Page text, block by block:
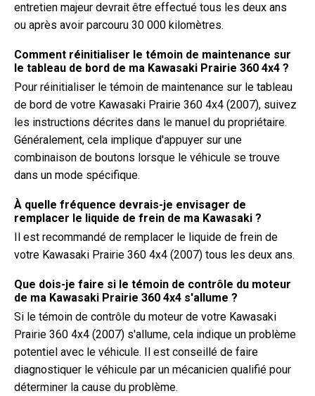
entretien majeur devrait être effectué tous les deux ans
ou après avoir parcouru 30 000 kilomètres.
Comment réinitialiser le témoin de maintenance sur
le tableau de bord de ma Kawasaki Prairie 360 4x4 ?
Pour réinitialiser le témoin de maintenance sur le tableau
de bord de votre Kawasaki Prairie 360 4x4 (2007), suivez
les instructions décrites dans le manuel du propriétaire.
Généralement, cela implique d'appuyer sur une
combinaison de boutons lorsque le véhicule se trouve
dans un mode spécifique.
À quelle fréquence devrais-je envisager de
remplacer le liquide de frein de ma Kawasaki ?
Il est recommandé de remplacer le liquide de frein de
votre Kawasaki Prairie 360 4x4 (2007) tous les deux ans.
Que dois-je faire si le témoin de contrôle du moteur
de ma Kawasaki Prairie 360 4x4 s'allume ?
Si le témoin de contrôle du moteur de votre Kawasaki
Prairie 360 4x4 (2007) s'allume, cela indique un problème
potentiel avec le véhicule. Il est conseillé de faire
diagnostiquer le véhicule par un mécanicien qualifié pour
déterminer la cause du problème.